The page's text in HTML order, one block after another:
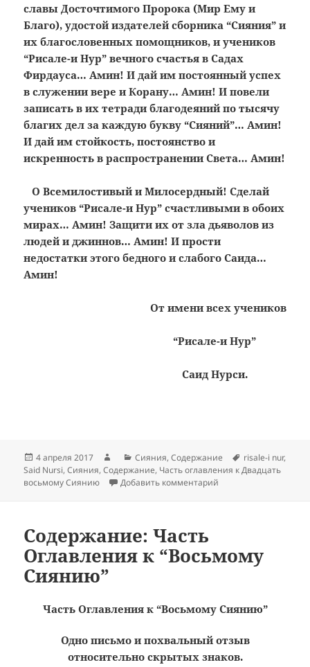
славы Досточтимого Пророка (Мир Ему и
Благо), удостой издателей сборника ­“Сияния” и
их благословенных помощников, и учеников
“Рисале-и Нур” вечного счастья в Садах
Фирдауса… Амин! И дай им постоянный успех
в служении вере и Корану… Амин! И повели
записать в их тетради благодеяний по тысячу
благих дел за каждую букву “Сияний”… Амин!
И дай им стойкость, постоянство и
искренность в распространении Света… Амин!
О Всемилостивый и Милосердный! Сделай
учеников “Рисале-и Нур” счастливыми в обоих
мирах… Амин! ­Защити их от зла дьяволов из
людей и джиннов… Амин! И прости
недостатки этого бедного и слабого Саида…
Амин!
От имени всех учеников
“Рисале-и Нур”
Саид Нурси.
Опубликовано
4 апреля 2017 АвторРубрики
Сияния,Содержание Метки
risale-i nur,
Said Nursi,Сияния,Содержание, Часть оглавления к Двадцать
восьмому Сиянию
Добавить комментарий
Содержание: Часть
Оглавления к “Восьмому
Сиянию”
Часть Оглавления к “Восьмому Сиянию”
Одно письмо и похвальный отзыв
относительно скрытых знаков.